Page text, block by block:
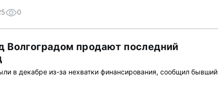
0
Волгоградом продают последний
в декабре из-за нехватки финансирования, сообщил бывший